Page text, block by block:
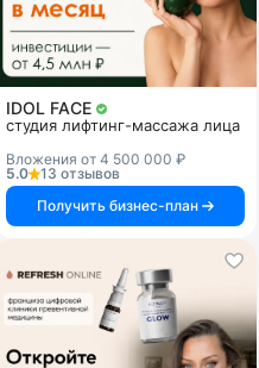
IDOL FACE
студия лифтинг-массажа лица
Вложения от 4 500 000 ₽
5.0
13 отзывов
Получить бизнес-план